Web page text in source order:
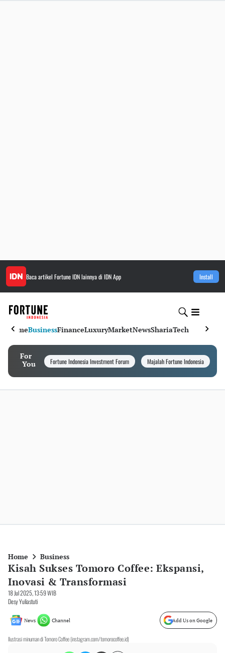
Baca artikel Fortune IDNlainnya di IDN App Install
HomeBusinessFinanceLuxuryMarketNewsShariaTech
For
You
Fortune Indonesia Investment Forum Majalah Fortune Indonesia
Home Business
Kisah Sukses Tomoro Coffee: Ekspansi,
Inovasi & Transformasi
18 Jul 2025, 13:59 WIB
Desy Yuliastuti
News Channel Add Us on Google
Ilustrasi minuman di Tomoro Coffee (instagram.com/tomorocoffee.id)